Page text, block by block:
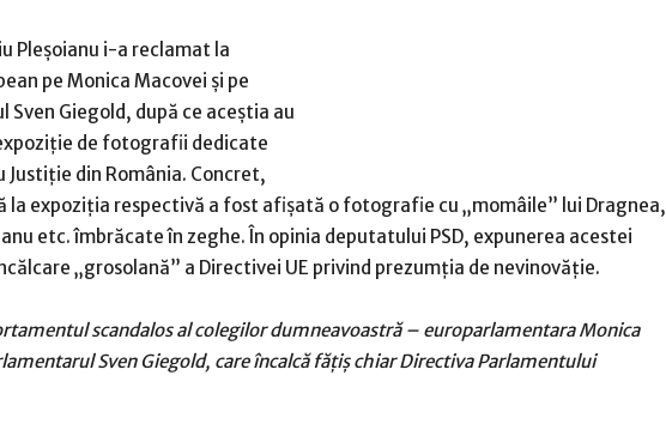
Pleşoianu i-a reclamat la
pe Monica Macovei şi pe
Giegold, după ce aceştia au
de fotografii dedicate
din România. Concret,
la expoziţia respectivă a fost afişată o fotografie cu „momâile” lui Dragnea,
etc. îmbrăcate în zeghe. În opinia deputatului PSD, expunerea acestei
„grosolană” a Directivei UE privind prezumţia de nevinovăţie.
scandalos al colegilor dumneavoastră – europarlamentara Monica
Sven Giegold, care încalcă făţiş chiar Directiva Parlamentului